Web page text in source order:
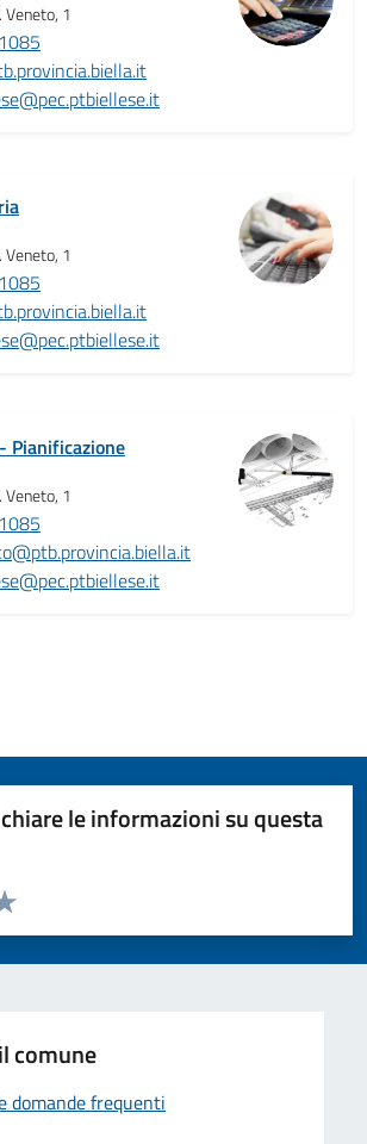
Veneto, 1
Veneto, 1
Pianificazione
Veneto, 1
le informazioni su questa
pagina
5 stelle su 5
4 stelle su 5
su 5
su 5
5
comune
domande frequenti